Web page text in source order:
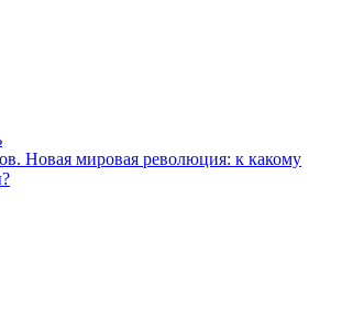
Новая мировая революция: к какому